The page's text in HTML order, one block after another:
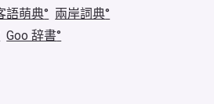
語萌典
兩岸詞典
Goo 辞書